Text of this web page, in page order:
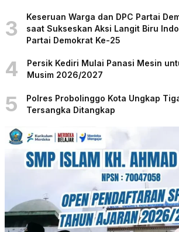
3
Keseruan Warga dan DPC Partai
saat Sukseskan Aksi Langit Biru
Partai Demokrat Ke-25
4
Persik Kediri Mulai Panasi Mesin
Musim 2026/2027
5
Polres Probolinggo Kota Ungkap
Tersangka Ditangkap